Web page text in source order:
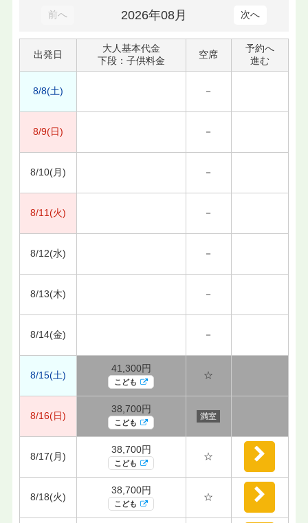
前へ 2026年08月 次へ
出発日
大人基本代金
下段：子供料金
空席
予約へ
進む
8/8(土) －
8/9(日) －
8/10(月) －
8/11(火) －
8/12(水) －
8/13(木) －
8/14(金) －
8/15(土)
41,300円
こども
☆
8/16(日)
38,700円
こども
満室
8/17(月)
38,700円
こども
☆
8/18(火)
38,700円
こども
☆